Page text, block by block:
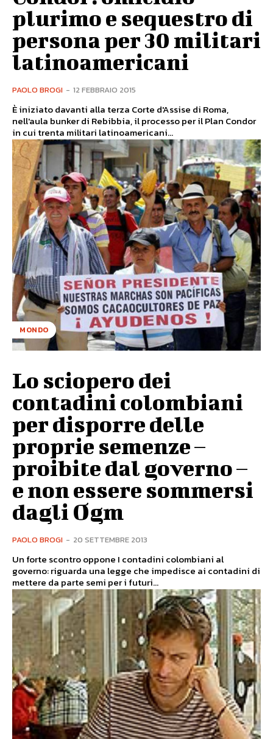
plurimo e sequestro di
persona per 30 militari
latinoamericani
PAOLO BROGI - 12 FEBBRAIO 2015
È iniziato davanti alla terza Corte d'Assise di Roma,
nell'aula bunker di Rebibbia, il processo per il Plan Condor
in cui trenta militari latinoamericani...
MONDO
Lo sciopero dei
contadini colombiani
per disporre delle
proprie semenze –
proibite dal governo –
e non essere sommersi
dagli Ogm
PAOLO BROGI - 20 SETTEMBRE 2013
Un forte scontro oppone I contadini colombiani al
governo: riguarda una legge che impedisce ai contadini di
mettere da parte semi per i futuri...